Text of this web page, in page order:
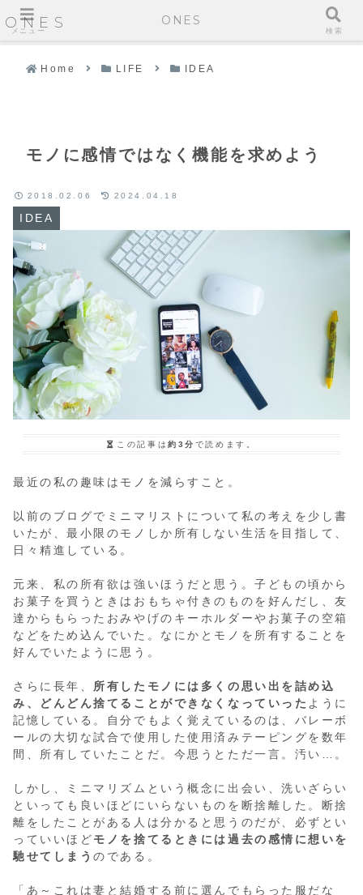
ONES
Home LIFE IDEA
モノに感情ではなく機能を求めよう
IDEA
2018.02.06 2024.04.18
この記事は約3分 で読めます。
最近の私の趣味はモノを減らすこと。
以前のブログでミニマリストについて私の考えを少し書
いたが、最小限のモノしか所有しない生活を目指して、
日々精進している。
元来、私の所有欲は強いほうだと思う。子どもの頃から
お菓子を買うときはおもちゃ付きのものを好んだし、友
達からもらったおみやげのキーホルダーやお菓子の空箱
などをため込んでいた。なにかとモノを所有することを
好んでいたように思う。
さらに長年、 所有したモノには多くの思い出を詰め込
み、どんどん捨てることができなくなっていった ように
記憶している。自分でもよく覚えているのは、バレーボ
ールの大切な試合で使用した使用済みテーピングを数年
間、所有していたことだ。今思うとただ一言。汚い…。
しかし、ミニマリズムという概念に出会い、洗いざらい
といっても良いほどにいらないものを断捨離した。断捨
離をしたことがある人は分かると思うのだが、必ずとい
っていいほどモノを捨てるときには過去の感情に想いを
馳せてしまうのである。
「あ～これは妻と結婚する前に選んでもらった服だな
メニュー
ONES
検索